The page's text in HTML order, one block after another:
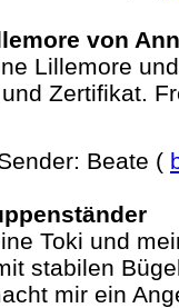
von
Lillemore
Zertifikat.
Beate (
Toki und
stabilen
mir ein